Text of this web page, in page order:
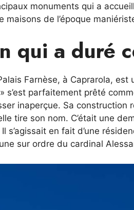
monuments qui a
maisons de l’époque
qui a duré
Farnèse, à Caprarola,
s’est parfaitement prêté
inaperçue. Sa construction
tire son nom. C’était une
s’agissait en fait d’une
sur ordre du cardinal